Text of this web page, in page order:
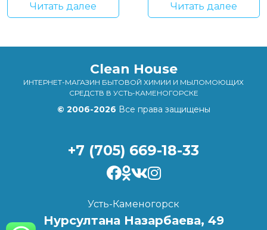
Читать далее Читать далее
Clean House
ИНТЕРНЕТ-МАГАЗИН БЫТОВОЙ ХИМИИ И МЫЛОМОЮЩИХ
СРЕДСТВ В УСТЬ-КАМЕНОГОРСКЕ
© 2006-2026 Все права защищены
+7 (705) 669-18-33
Усть-Каменогорск
Нурсултана Назарбаева, 49